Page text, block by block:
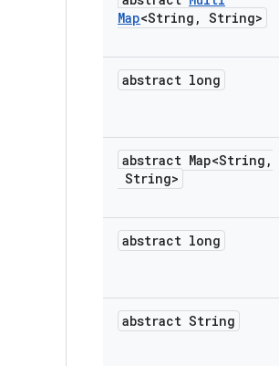
Map<String , String>
abstract long
abstract Map<String ,
String>
abstract long
abstract String